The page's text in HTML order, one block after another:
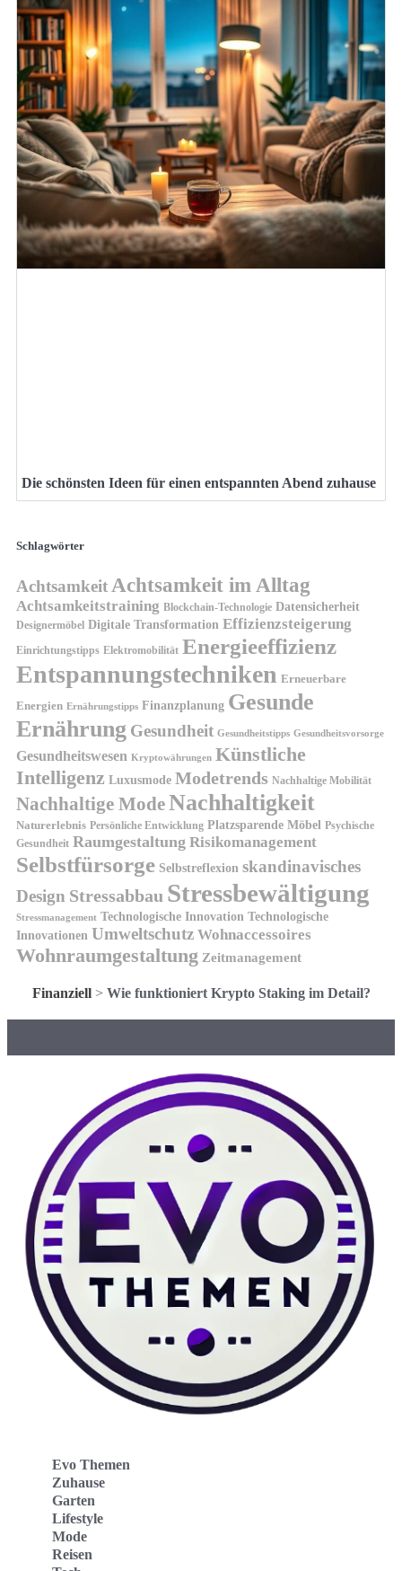
Die schönsten Ideen für einen entspannten Abend zuhause
Schlagwörter
Achtsamkeit Achtsamkeit im Alltag
Achtsamkeitstraining Blockchain-Technologie Datensicherheit
Designermöbel Digitale Transformation Effizienzsteigerung
Einrichtungstipps Elektromobilität Energieeffizienz
Entspannungstechniken Erneuerbare
Energien Ernährungstipps Finanzplanung Gesunde
Ernährung Gesundheit Gesundheitstipps Gesundheitsvorsorge
Gesundheitswesen Kryptowährungen Künstliche
Intelligenz Luxusmode Modetrends Nachhaltige Mobilität
Nachhaltige ModeNachhaltigkeit
Naturerlebnis Persönliche Entwicklung Platzsparende Möbel Psychische
Gesundheit Raumgestaltung Risikomanagement
Selbstfürsorge Selbstreflexion skandinavisches
Design Stressabbau Stressbewältigung
Stressmanagement Technologische Innovation Technologische
Innovationen Umweltschutz Wohnaccessoires
Wohnraumgestaltung Zeitmanagement
Finanziell> Wie funktioniert Krypto Staking im Detail?
Evo Themen
Zuhause
Garten
Lifestyle
Mode
Reisen